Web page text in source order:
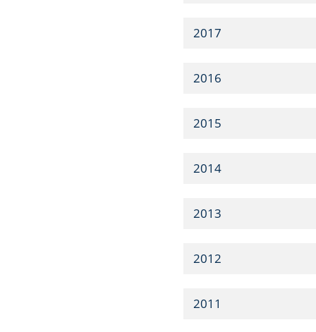
2017
2016
2015
2014
2013
2012
2011